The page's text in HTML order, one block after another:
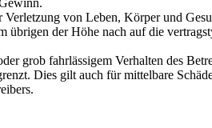
von Leben, Körper und
der Höhe nach auf die
grob fahrlässigem Verhalten des
Dies gilt auch für mittelbare